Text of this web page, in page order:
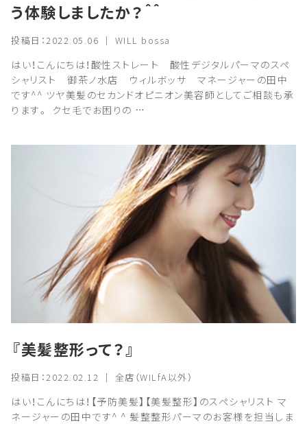
う体験しましたか？＾＾
投稿日：2022.05.06 ｜ WILL bossa
はい！こんにちは！酸性ストレート 酸性デジタルパーマのスペ
シャリスト 御茶ノ水店 ウィルボッサ マネージャーの田中
です^^ ツヤ美髪のセカンドオピニオン美容師としてご相談も承
ります。 クセ毛でお困りの …
『美髪整形って？』
投稿日：2022.02.12 ｜ 全店（WILfA以外）
はい！こんにちは！【予防美髪】【美髪整形】のスペシャリスト マ
ネージャーの田中です^ ^ 髪整整形パーマのお客様を担当しま